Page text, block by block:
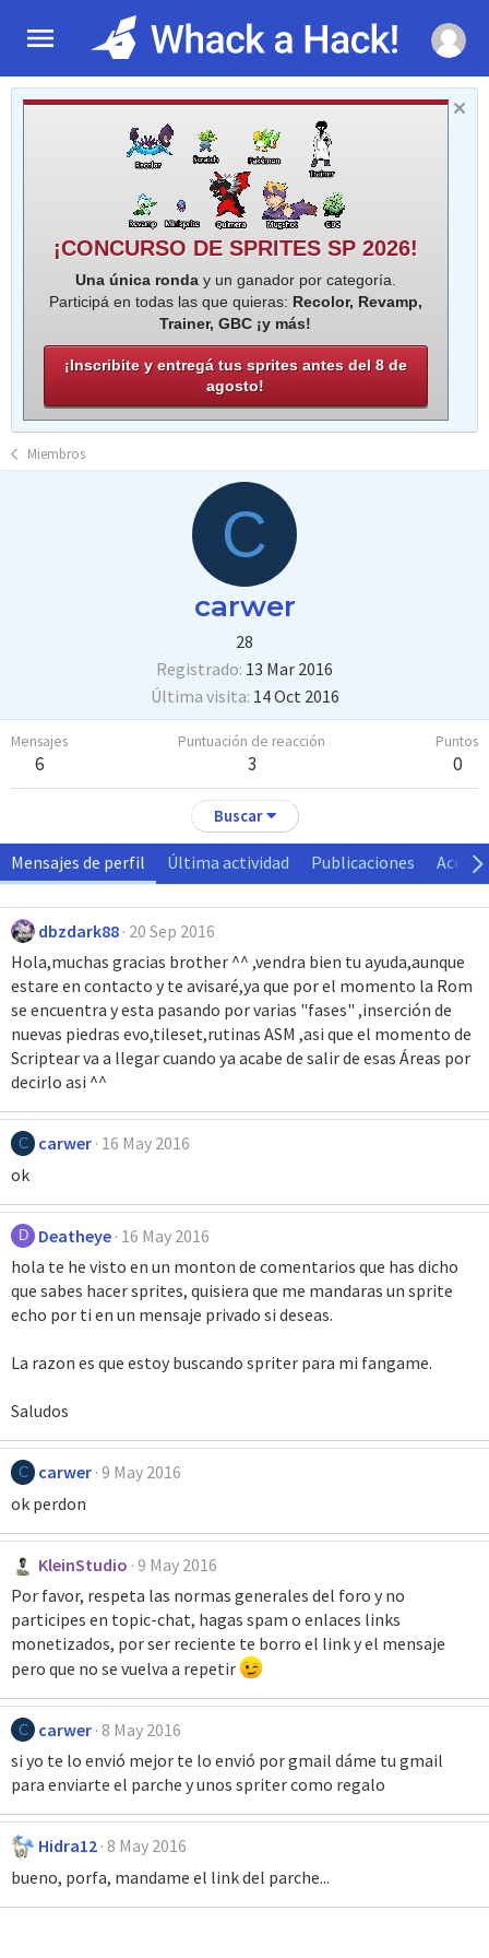
¡CONCURSO DE SPRITES SP 2026!
Una única ronday un ganador por categoría.
Participá en todas las que quieras: Recolor, Revamp,
Trainer, GBC ¡y más!
¡Inscribite y entregá tus sprites antes del 8 de
agosto!
Miembros
C
carwer
28
Registrado 13 Mar 2016
Última visita 14 Oct 2016
Mensajes
6
Puntuación de reacción
3
Puntos
0
Buscar
Mensajes de perfil Última actividad Publicaciones Acerca
dbzdark88 20 Sep 2016
Hola,muchas gracias brother ^^ ,vendra bien tu ayuda,aunque
estare en contacto y te avisaré,ya que por el momento la Rom
se encuentra y esta pasando por varias "fases" ,inserción de
nuevas piedras evo,tileset,rutinas ASM ,asi que el momento de
Scriptear va a llegar cuando ya acabe de salir de esas Áreas por
decirlo asi ^^
C carwer 16 May 2016
ok
D Deatheye 16 May 2016
hola te he visto en un monton de comentarios que has dicho
que sabes hacer sprites, quisiera que me mandaras un sprite
echo por ti en un mensaje privado si deseas.
La razon es que estoy buscando spriter para mi fangame.
Saludos
C carwer 9 May 2016
ok perdon
KleinStudio 9 May 2016
Por favor, respeta las normas generales del foro y no
participes en topic-chat, hagas spam o enlaces links
monetizados, por ser reciente te borro el link y el mensaje
pero que no se vuelva a repetir
C carwer 8 May 2016
si yo te lo envió mejor te lo envió por gmail dáme tu gmail
para enviarte el parche y unos spriter como regalo
Hidra12 8 May 2016
bueno, porfa, mandame el link del parche...